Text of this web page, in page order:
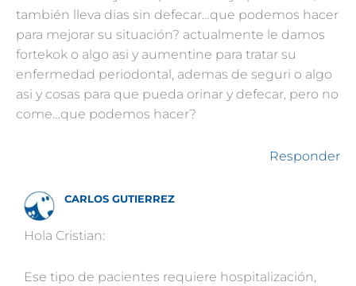
también lleva dias sin defecar…que podemos hacer
para mejorar su situación? actualmente le damos
fortekok o algo asi y aumentine para tratar su
enfermedad periodontal, ademas de seguri o algo
asi y cosas para que pueda orinar y defecar, pero no
come…que podemos hacer?
Responder
CARLOS GUTIERREZ
Hola Cristian:
Ese tipo de pacientes requiere hospitalización,